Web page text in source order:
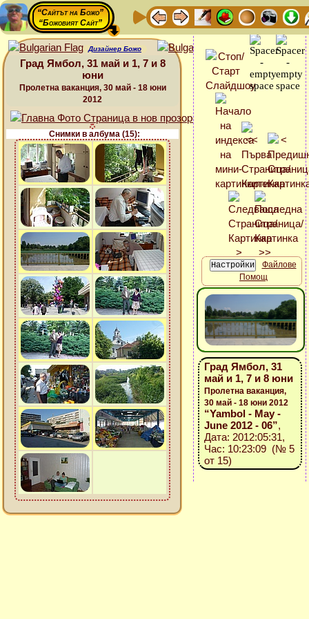
“Сайтът на Божо”
“Божовият Сайт”
Дизайнер Божо
Град Ямбол, 31 май и 1, 7 и 8
юни
Пролетна ваканция, 30 май - 18 юни
2012
Снимки в албума (15):
Файлове
Помощ
Град Ямбол, 31
май и 1, 7 и 8 юни
Пролетна ваканция,
30 май - 18 юни 2012
“Yambol - May -
June 2012 - 06”,
Дата: 2012:05:31,
Час: 10:23:09 (№ 5
от 15)